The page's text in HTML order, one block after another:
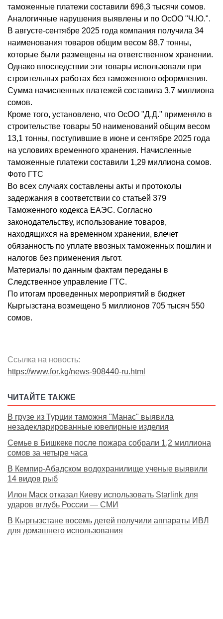
таможенные платежи составили 696,3 тысячи сомов.
Аналогичные нарушения выявлены и по ОсОО "Ч.Ю.".
В августе-сентябре 2025 года компания получила 34
наименования товаров общим весом 88,7 тонны,
которые были размещены на ответственном хранении.
Однако впоследствии эти товары использовали при
строительных работах без таможенного оформления.
Сумма начисленных платежей составила 3,7 миллиона
сомов.
Кроме того, установлено, что ОсОО "Д.Д." применяло в
строительстве товары 50 наименований общим весом
13,1 тонны, поступившие в июне и сентябре 2025 года
на условиях временного хранения. Начисленные
таможенные платежи составили 1,29 миллиона сомов.
Фото ГТС
Во всех случаях составлены акты и протоколы
задержания в соответствии со статьей 379
Таможенного кодекса ЕАЭС. Согласно
законодательству, использование товаров,
находящихся на временном хранении, влечет
обязанность по уплате ввозных таможенных пошлин и
налогов без применения льгот.
Материалы по данным фактам переданы в
Следственное управление ГТС.
По итогам проведенных мероприятий в бюджет
Кыргызстана возмещено 5 миллионов 705 тысяч 550
сомов.
Ссылка на новость:
https://www.for.kg/news-908440-ru.html
ЧИТАЙТЕ ТАКЖЕ
В грузе из Турции таможня "Манас" выявила
незадекларированные ювелирные изделия
Семье в Бишкеке после пожара собрали 1,2 миллиона
сомов за четыре часа
В Кемпир-Абадском водохранилище ученые выявили
14 видов рыб
Илон Маск отказал Киеву использовать Starlink для
ударов вглубь России — СМИ
В Кыргызстане восемь детей получили аппараты ИВЛ
для домашнего использования